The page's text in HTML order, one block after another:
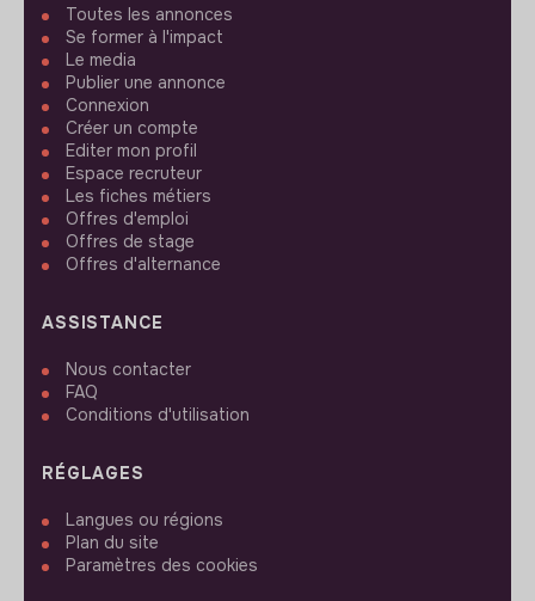
Toutes les annonces
Se former à l'impact
Le media
Publier une annonce
Connexion
Créer un compte
Editer mon profil
Espace recruteur
Les fiches métiers
Offres d'emploi
Offres de stage
Offres d'alternance
ASSISTANCE
Nous contacter
FAQ
Conditions d'utilisation
RÉGLAGES
Langues ou régions
Plan du site
Paramètres des cookies